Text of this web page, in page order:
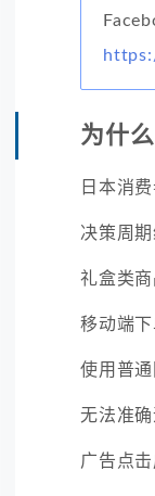
为什
日本消
决策周
礼盒类
移动端
使用普通
无法准
广告点